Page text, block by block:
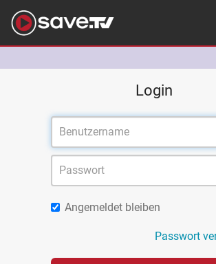
Login
Angemeldet bleiben
Passwort